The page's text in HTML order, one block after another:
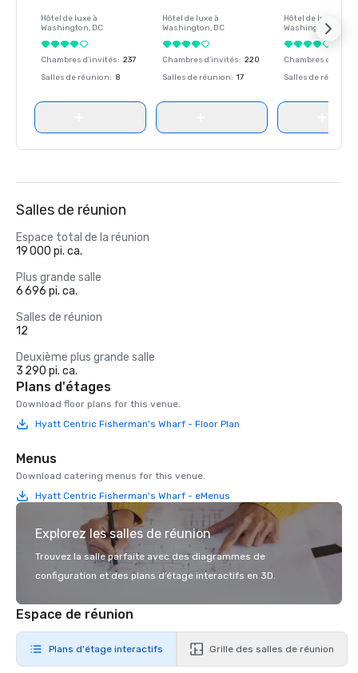
Hôtel de luxe à
Washington, DC
Chambres d'invités: 237
Salles de réunion: 8
Hôtel de luxe à
Washington, DC
Chambres d'invités: 220
Salles de réunion: 17
Hôtel de luxe à
Washington
Chambres
Salles de réunion
Salles de réunion
Espace total de la réunion
19 000 pi. ca.
Plus grande salle
6 696 pi. ca.
Salles de réunion
12
Deuxième plus grande salle
3 290 pi. ca.
Plans d'étages
Download floor plans for this venue.
Hyatt Centric Fisherman's Wharf - Floor Plan
Menus
Download catering menus for this venue.
Hyatt Centric Fisherman's Wharf - eMenus
Explorez les salles de réunion
Trouvez la salle parfaite avec des diagrammes de
configuration et des plans d’étage interactifs en 3D.
Espace de réunion
Plans d'étage interactifs Grille des salles de réunion